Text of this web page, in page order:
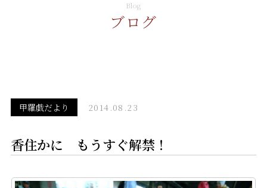
Blog
ブログ
甲羅戯だより 2014.08.23
香住かに もうすぐ解禁！